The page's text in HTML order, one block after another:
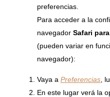
preferencias.
Para acceder a la
navegador Safari
(pueden variar en
navegador):
Vaya a Preferencias ,
En este lugar verá la